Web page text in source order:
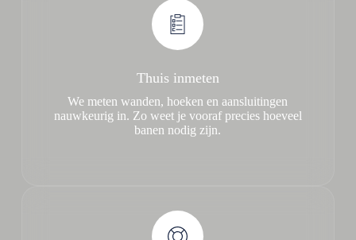
Thuis inmeten
We meten wanden, hoeken en aansluitingen
nauwkeurig in. Zo weet je vooraf precies hoeveel
banen nodig zijn.